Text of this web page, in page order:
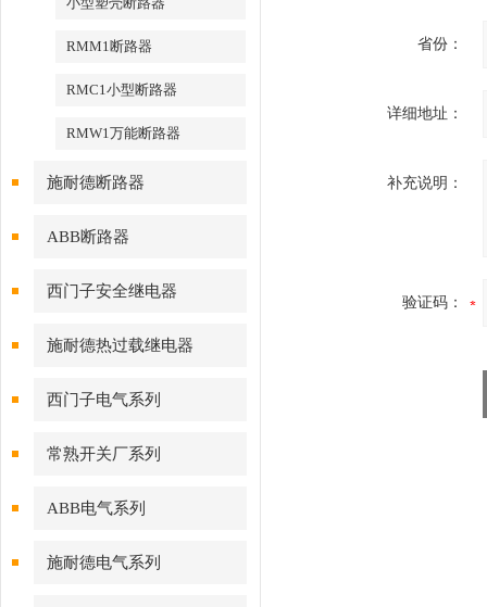
RMM1断路器
RMC1小型断路器
RMW1万能断路器
施耐德断路器
ABB断路器
西门子安全继电器
施耐德热过载继电器
西门子电气系列
常熟开关厂系列
ABB电气系列
施耐德电气系列
省份：
详细地址：
补充说明：
验证码：